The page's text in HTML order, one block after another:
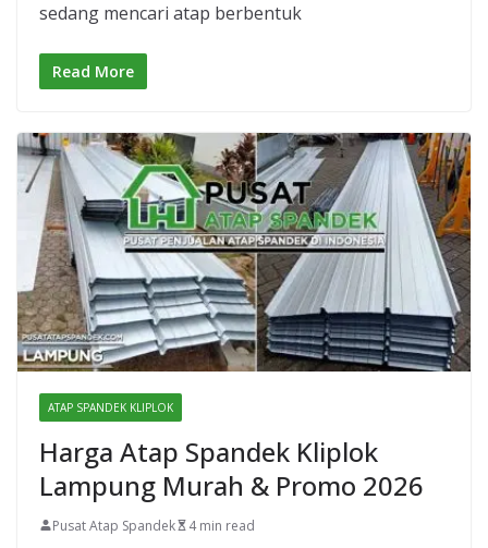
sedang mencari atap berbentuk
Read More
ATAP SPANDEK KLIPLOK
Harga Atap Spandek Kliplok
Lampung Murah & Promo 2026
Pusat Atap Spandek 4 min read